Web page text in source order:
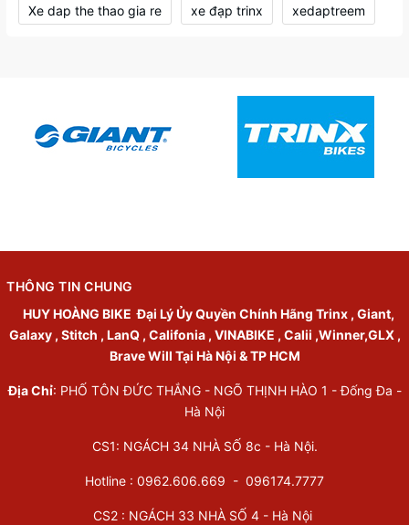
Xe dap the thao gia re xe đạp trinx xedaptreem
THÔNG TIN CHUNG
HUY HOÀNG BIKE Đại Lý Ủy Quyền Chính Hãng Trinx , Giant,
Galaxy , Stitch , LanQ , Califonia , VINABIKE , Calii ,Winner,GLX ,
Brave Will Tại Hà Nội & TP HCM
Địa Chỉ: PHỐ TÔN ĐỨC THẮNG - NGÕ THỊNH HÀO 1 - Đống Đa -
Hà Nội
CS1: NGÁCH 34 NHÀ SỐ 8c - Hà Nội.
Hotline : 0962.606.669 - 096174.7777
CS2 : NGÁCH 33 NHÀ SỐ 4 - Hà Nội